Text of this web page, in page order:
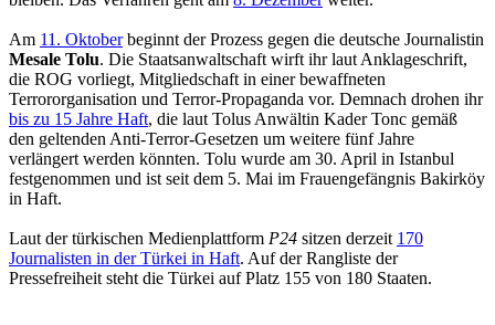
Am 11. Oktoberbeginnt der Prozess gegen die deutsche Journalistin
Mesale Tolu. Die Staatsanwaltschaft wirft ihr laut Anklageschrift,
die ROG vorliegt, Mitgliedschaft in einer bewaffneten
Terrororganisation und Terror-Propaganda vor. Demnach drohen ihr
bis zu 15 Jahre Haft, die laut Tolus Anwältin Kader Tonc gemäß
den geltenden Anti-Terror-Gesetzen um weitere fünf Jahre
verlängert werden könnten. Tolu wurde am 30. April in Istanbul
festgenommen und ist seit dem 5. Mai im Frauengefängnis Bakirköy
in Haft.
Laut der türkischen Medienplattform P24 sitzen derzeit 170
Journalisten in der Türkei in Haft. Auf der Rangliste der
Pressefreiheit steht die Türkei auf Platz 155 von 180 Staaten.